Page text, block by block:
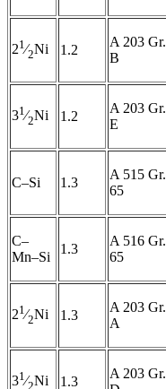
21 ⁄2Ni 1.2
A 203 Gr.
B
31 ⁄2Ni 1.2
A 203 Gr.
Е
C–Si 1.3
A 515 Gr.
65
C–
Mn–Si
1.3
A 516 Gr.
65
21 ⁄2Ni 1.3
A 203 Gr.
A
31 ⁄2Ni 1.3
A 203 Gr.